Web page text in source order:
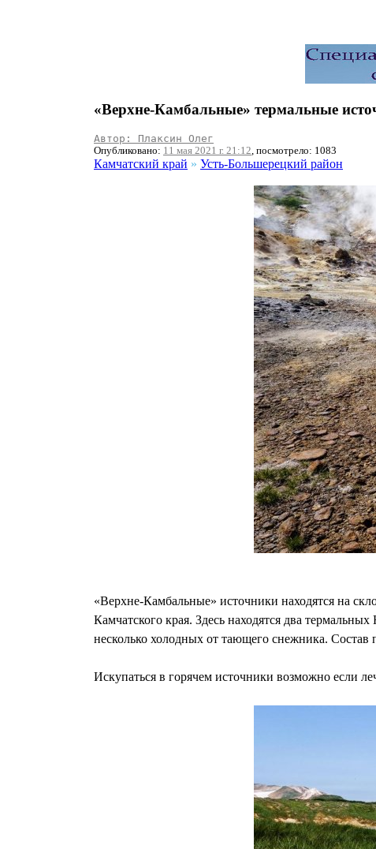
«Верхне-Камбальные» термальные
Автор: Плаксин Олег
Опубликовано: 11 мая 2021 г. 21:12, посмотрело: 1083
Камчатский край » Усть-Большерецкий район
«Верхне-Камбальные» источники находятся на
Камчатского края. Здесь находятся два
несколько холодных от тающего снежника.
Искупаться в горячем источники возможно если